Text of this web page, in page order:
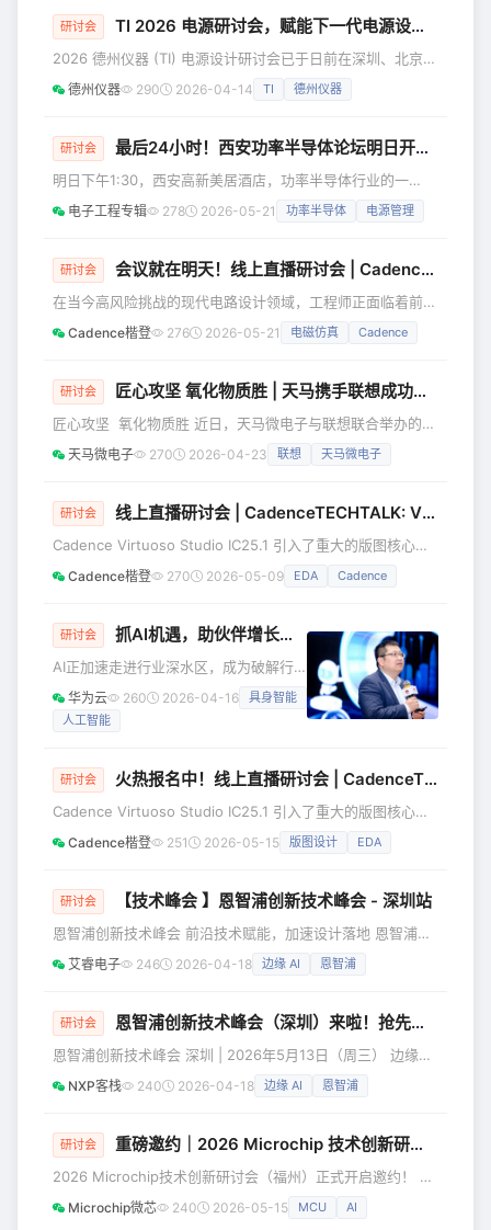
硅零碳应用技术大会 时间：2026年5月22日 地点：深圳 特
技 未来社会将面临电力网络的重
研讨会 TI 2026 电源研讨会，赋能下一代电源设计！
2026 德州仪器 (TI) 电源设计研讨会已于日前在深圳、北京、
西安、上海、杭州五城巡回举办，顺利落幕。 本次研讨会围
(GaN)、创新结构（平面变压器）、数字控制及精密检测等在
沿实战的全方位知识赋能。 硬核知识，技术干货大放送 从搞
定 PCB
德州仪器 290 2026-04-14 TI 德州仪器
研讨会 最后24小时！西安功率半导体论坛明日开讲，6位大咖+到场有礼
明日下午1:30，西安高新美居酒店，功率半导体行业的一
场"现场实验"即将启动。 不是线上直播的隔屏观望，不
案的问题： 氮化镓从消费电子杀向车载，意法半导体如何定
方案到底省了多少BOM成本？ 威兆半导体的器件与系
电子工程专辑 278 2026-05-21 功率半导体 电源管理
研讨会 会议就在明天！线上直播研讨会 | CadenceTECHTALK: Redefining Circuit Design Efficiency with ML-Driven EM Optimization
在当今高风险挑战的现代电路设计领域，工程师正面临着前所
未有的压力——日益紧迫的项目交付期限与更繁重的工作负
Cadence 诚邀您参加本次线上研讨会，我们将展示一套尖端
将演示 Cadence EMX Designer、EMX Planar
Cadence楷登 276 2026-05-21 电磁仿真 Cadence
研讨会 匠心攻坚 氧化物质胜 | 天马携手联想成功举办NB Oxide Workshop
匠心攻坚 氧化物质胜 近日，天马微电子与联想联合举办的
NB Oxide Workshop在厦门天马光电子圆满举行。本次会议
术团队共同参与。双方围绕氧化物产品质量策划、风险管控、
作意向书，以实际行动践行 “共识·共行·共赢” 的合作
天马微电子 270 2026-04-23 联想 天马微电子
研讨会 线上直播研讨会 | CadenceTECHTALK: Virtuoso Studio IC25.1 版图核心编辑功能概览
Cadence Virtuoso Studio IC25.1 引入了重大的版图核心编
辑增强功能，本次演示概述了 Cadence Virtuoso Studio
进的调试工具。 本次研讨会将了解学习 Virtuoso Studio
Cadence楷登 270 2026-05-09 EDA Cadence
研讨会 抓AI机遇，助伙伴增长——2026华为云核心生态伙伴共创研讨会在沪举行
AI正加速走进行业深水区，成为破解行
业难题、推动产业升级的重要力量。4月
9日，以“抓住AI时代机遇，助力伙伴持
心举行。会议围绕AI战略投入、生态政
策、行业实践与未来方向展开交流，汇
聚德勤、今日人才、合力亿捷、亿嘉
和、值得买科技、魔芯科技等核心生态
从技术走向产业现实，携手把握AI时代
新机遇。
华为云 260 2026-04-16
具身智能
人工智能
研讨会 火热报名中！线上直播研讨会 | CadenceTECHTALK: Virtuoso Studio IC25.1 版图核心编辑功能概览
Cadence Virtuoso Studio IC25.1 引入了重大的版图核心编
辑增强功能，本次演示概述了 Cadence Virtuoso Studio
进的调试工具。 本次研讨会将了解学习 Virtuoso Studio
Cadence楷登 251 2026-05-15 版图设计 EDA
研讨会 【技术峰会 】恩智浦创新技术峰会 - 深圳站
恩智浦创新技术峰会 前沿技术赋能，加速设计落地 恩智浦创
新技术峰会 | 深圳 时间：2026年5月13日 (周三) 地点：深圳
验，聚焦汽车电子架构、汽车雷达、电气化、互联汽车、边缘
AI、机器人、工厂自动化、电力与能源管理、医疗健康等热门
应用领域。大会将通过专家主导的主题演讲、深度
艾睿电子 246 2026-04-18 边缘 AI 恩智浦
研讨会 恩智浦创新技术峰会（深圳）来啦！抢先预约席位，前排围观“芯”科技~
恩智浦创新技术峰会 深圳 | 2026年5月13日（周三） 边缘
AI、机器人和软件定义汽车……驱动这些风口应用，需要哪些
经验，聚焦汽车电子架构、汽车雷达、电气化、互联汽车、边
门应用领域。大会将通过专家主题演讲、深度技术培训、实践
课
NXP客栈 240 2026-04-18 边缘 AI 恩智浦
研讨会 重磅邀约｜2026 Microchip 技术创新研讨会（福州），与您共探 AI 与汽车工业新机遇
2026 Microchip技术创新研讨会（福州）正式开启邀约！ 本
次研讨会将聚焦AI与汽车、工业技术的深度融合，深挖行业变
革带来的全新发展机遇，诚邀行业同仁、研发工程师、企业技
Microchip微芯 240 2026-05-15 MCU AI